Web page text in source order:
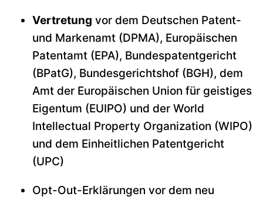
Vertretung vor dem Deutschen Patent-
und Markenamt (DPMA), Europäischen
Patentamt (EPA), Bundespatentgericht
(BPatG), Bundesgerichtshof (BGH), dem
Amt der Europäischen Union für geistiges
Eigentum (EUIPO) und der World
Intellectual Property Organization (WIPO)
und dem Einheitlichen Patentgericht
(UPC)
Opt-Out-Erklärungen vor dem neu